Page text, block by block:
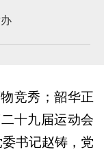
竞秀；韶华正
十九届运动会
书记赵铸，党